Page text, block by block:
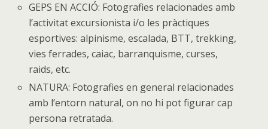
GEPS EN ACCIÓ: Fotografies relacionades amb
l’activitat excursionista i/o les pràctiques
esportives: alpinisme, escalada, BTT, trekking,
vies ferrades, caiac, barranquisme, curses,
raids, etc.
NATURA: Fotografies en general relacionades
amb l’entorn natural, on no hi pot figurar cap
persona retratada.